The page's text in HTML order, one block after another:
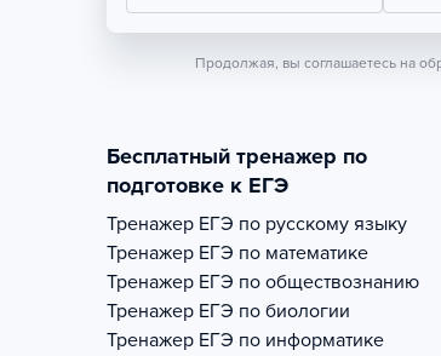
Продолжая, вы соглашаетесь на
Бесплатный тренажер по
подготовке к ЕГЭ
Тренажер ЕГЭ по русскому языку
Тренажер ЕГЭ по математике
Тренажер ЕГЭ по обществознанию
Тренажер ЕГЭ по биологии
Тренажер ЕГЭ по информатике